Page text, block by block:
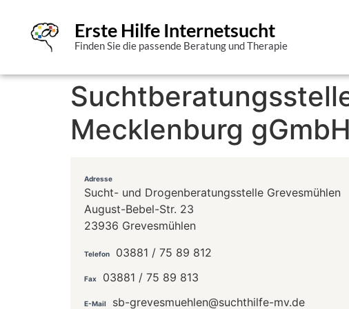
Erste Hilfe Internetsucht
Finden Sie die passende Beratung und Therapie
Mecklenburg gGmbH
Adresse
Sucht- und Drogenberatungsstelle Grevesmühlen
August-Bebel-Str. 23
23936 Grevesmühlen
Telefon 03881 / 75 89 812
Fax 03881 / 75 89 813
E-Mail sb-grevesmuehlen@suchthilfe-mv.de